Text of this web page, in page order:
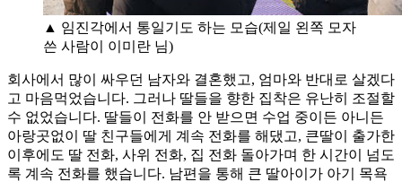
▲ 임진각에서 통일기도 하는 모습(제일 왼쪽 모자
쓴 사람이 이미란 님)
회사에서 많이 싸우던 남자와 결혼했고, 엄마와 반대로 살겠다
고 마음먹었습니다. 그러나 딸들을 향한 집착은 유난히 조절할
수 없었습니다. 딸들이 전화를 안 받으면 수업 중이든 아니든
아랑곳없이 딸 친구들에게 계속 전화를 해댔고, 큰딸이 출가한
이후에도 딸 전화, 사위 전화, 집 전화 돌아가며 한 시간이 넘도
록 계속 전화를 했습니다. 남편을 통해 큰 딸아이가 아기 목욕